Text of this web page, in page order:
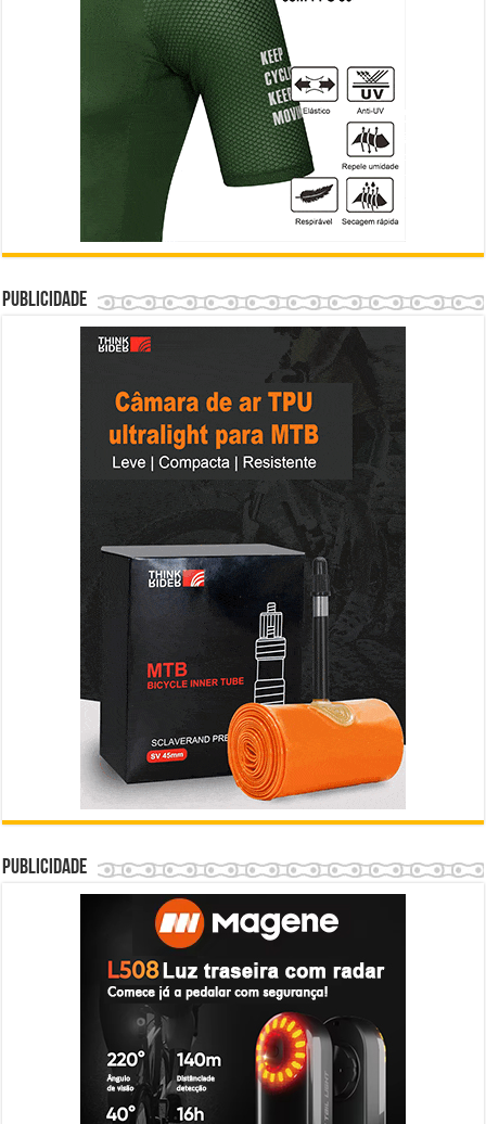
Publicidade
Publicidade